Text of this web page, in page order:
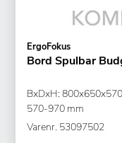
ErgoFokus
Bord Spulbar
BxDxH:
570-970 mm
Varenr. 53097502